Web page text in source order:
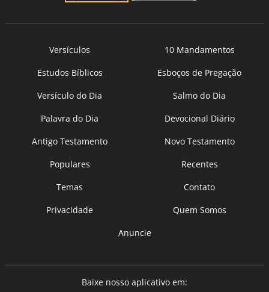
Versículos
10 Mandamentos
Estudos Bíblicos
Esboços de Pregação
Versículo do Dia
Salmo do Dia
Palavra do Dia
Devocional Diário
Antigo Testamento
Novo Testamento
Populares
Recentes
Temas
Contato
Privacidade
Quem Somos
Anuncie
Baixe nosso aplicativo em: